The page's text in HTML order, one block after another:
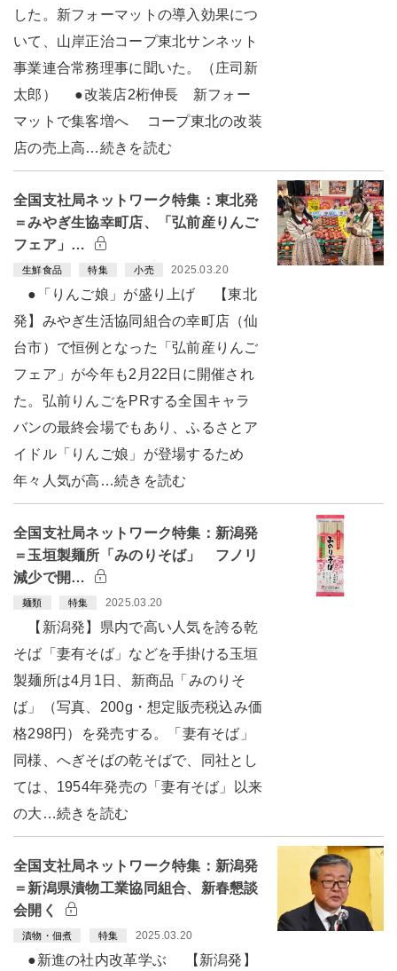
した。新フォーマットの導入効果につ
いて、山岸正治コープ東北サンネット
事業連合常務理事に聞いた。（庄司新
太郎） ●改装店2桁伸長 新フォー
マットで集客増へ コープ東北の改装
店の売上高…続きを読む
全国支社局ネットワーク特集：東北発
＝みやぎ生協幸町店、「弘前産りんご
フェア」…
生鮮食品 特集 小売 2025.03.20
●「りんご娘」が盛り上げ 【東北
発】みやぎ生活協同組合の幸町店（仙
台市）で恒例となった「弘前産りんご
フェア」が今年も2月22日に開催され
た。弘前りんごをPRする全国キャラ
バンの最終会場でもあり、ふるさとア
イドル「りんご娘」が登場するため
年々人気が高…続きを読む
全国支社局ネットワーク特集：新潟発
＝玉垣製麺所「みのりそば」 フノリ
減少で開…
麺類 特集 2025.03.20
【新潟発】県内で高い人気を誇る乾
そば「妻有そば」などを手掛ける玉垣
製麺所は4月1日、新商品「みのりそ
ば」（写真、200g・想定販売税込み価
格298円）を発売する。「妻有そば」
同様、へぎそばの乾そばで、同社とし
ては、1954年発売の「妻有そば」以来
の大…続きを読む
全国支社局ネットワーク特集：新潟発
＝新潟県漬物工業協同組合、新春懇談
会開く
漬物・佃煮 特集 2025.03.20
●新進の社内改革学ぶ 【新潟発】